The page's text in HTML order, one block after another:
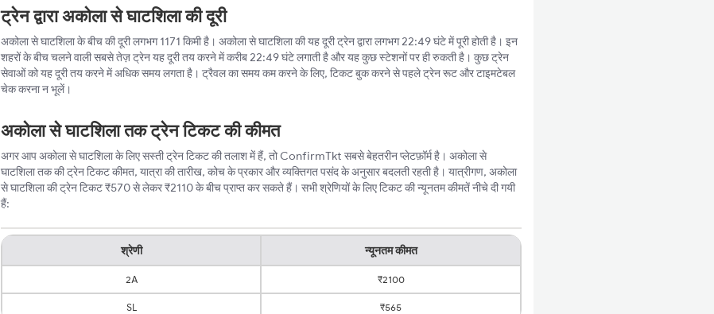
ट्रेन द्वारा अकोला से घाटशिला की दूरी
अकोला से घाटशिला के बीच की दूरी लगभग 1171 किमी है। अकोला से घाटशिला की यह दूरी ट्रेन द्वारा लगभग 22:49 घंटे में पूरी होती है। इन
शहरों के बीच चलने वाली सबसे तेज़ ट्रेन यह दूरी तय करने में करीब 22:49 घंटे लगाती है और यह कुछ स्टेशनों पर ही रुकती है। कुछ ट्रेन
सेवाओं को यह दूरी तय करने में अधिक समय लगता है। ट्रैवल का समय कम करने के लिए, टिकट बुक करने से पहले ट्रेन रूट और टाइमटेबल
चेक करना न भूलें।
अकोला से घाटशिला तक ट्रेन टिकट की कीमत
अगर आप अकोला से घाटशिला के लिए सस्ती ट्रेन टिकट की तलाश में हैं, तो ConfirmTkt सबसे बेहतरीन प्लेटफ़ॉर्म है। अकोला से
घाटशिला तक की ट्रेन टिकट कीमत, यात्रा की तारीख, कोच के प्रकार और व्यक्तिगत पसंद के अनुसार बदलती रहती है। यात्रीगण, अकोला
से घाटशिला की ट्रेन टिकट ₹570 से लेकर ₹2110 के बीच प्राप्त कर सकते हैं। सभी श्रेणियों के लिए टिकट की न्यूनतम कीमतें नीचे दी गयी
हैं:
श्रेणी न्यूनतम कीमत
2A ₹2100
SL ₹565